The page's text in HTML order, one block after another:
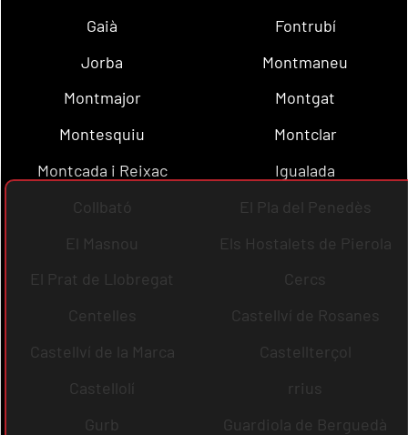
Gaià
Fontrubí
Jorba
Montmaneu
Montmajor
Montgat
Montesquiu
Montclar
Montcada i Reixac
Igualada
Collbató
El Pla del Penedès
El Masnou
Els Hostalets de Pierola
El Prat de Llobregat
Cercs
Centelles
Castellví de Rosanes
Castellví de la Marca
Castellterçol
Castellolí
rrius
Gurb
Guardiola de Berguedà